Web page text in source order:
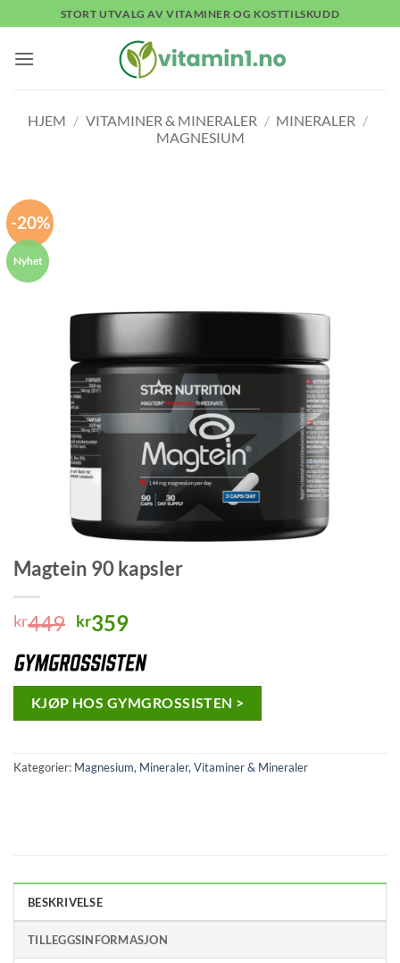
to
content
STORT UTVALG AV VITAMINER OG KOSTTILSKUDD
HJEM / VITAMINER & MINERALER / MINERALER /
MAGNESIUM
-20%
Magtein 90 kapsler
kr449 Opprinnelig
var:
kr449.
kr359Nåværende
er:
kr359.
KJØP HOS GYMGROSSISTEN >
Kategorier: Magnesium, Mineraler,Vitaminer & Mineraler
BESKRIVELSE
TILLEGGSINFORMASJON